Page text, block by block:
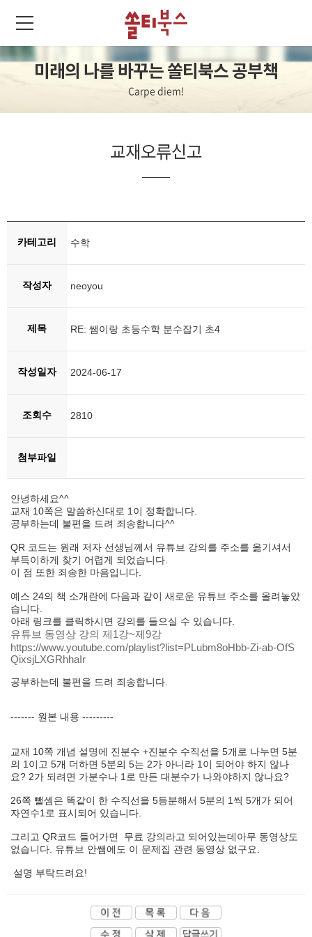
미래의 나를 바꾸는 쏠티북스 공부책
Carpe diem!
교재오류신고
카테고리 수학
작성자 neoyou
제목 RE: 쌤이랑 초등수학 분수잡기 초4
작성일자 2024-06-17
조회수 2810
첨부파일
안녕하세요^^
교재 10쪽은 말씀하신대로 1이 정확합니다.
공부하는데 불편을 드려 죄송합니다^^
QR 코드는 원래 저자 선생님께서 유튜브 강의를 주소를 옮기셔서
부득이하게 찾기 어렵게 되었습니다.
이 점 또한 죄송한 마음입니다.
예스 24의 책 소개란에 다음과 같이 새로운 유튜브 주소를 올려놓았
습니다.
아래 링크를 클릭하시면 강의를 들으실 수 있습니다.
유튜브 동영상 강의 제1강~제9강
https://www.youtube.com/playlist?list=PLubm8oHbb-Zi-ab-OfS
QixsjLXGRhhaIr
공부하는데 불편을 드려 죄송합니다.
------- 원본 내용 ---------
교재 10쪽 개념 설명에 진분수 +진분수 수직선을 5개로 나누면 5분
의 1이고 5개 더하면 5분의 5는 2가 아니라 1이 되어야 하지 않나
요? 2가 되려면 가분수나 1로 만든 대분수가 나와야하지 않나요?
26쪽 뺄셈은 똑같이 한 수직선을 5등분해서 5분의 1씩 5개가 되어
자연수1로 표시되어 있습니다.
그리고 QR코드 들어가면 무료 강의라고 되어있는데아무 동영상도
없습니다. 유튜브 안쌤에도 이 문제집 관련 동영상 없구요.
설명 부탁드려요!